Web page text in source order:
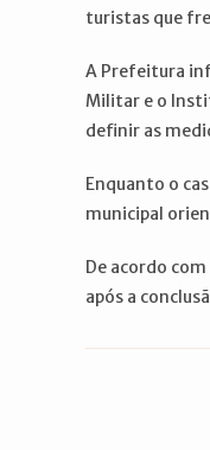
turistas que
A Prefeitura
Militar e o
definir as
Enquanto o
municipal
De acordo
após a